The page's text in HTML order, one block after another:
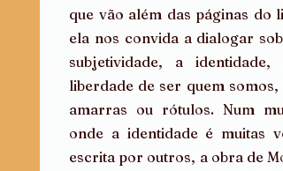
que vão além das páginas do
ela nos convida a dialogar
subjetividade, a identidade,
liberdade de ser quem somos,
amarras ou rótulos. Num
onde a identidade é muitas
escrita por outros, a obra de